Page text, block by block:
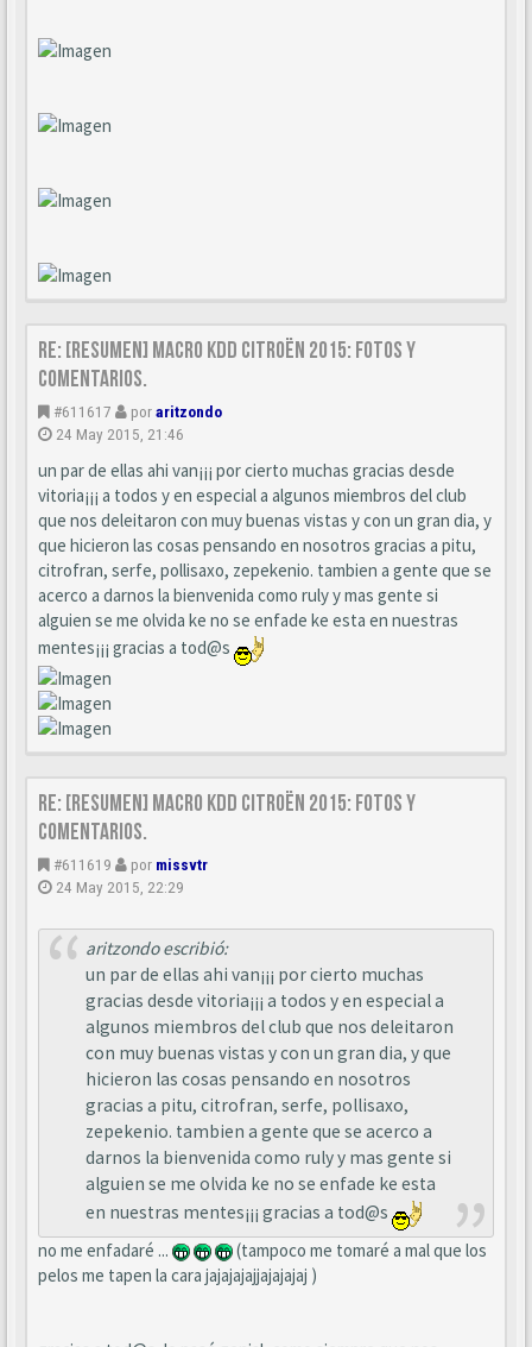
Re: [Resumen] Macro KDD Citroën 2015: Fotos y
comentarios.
#611617 poraritzondo
24 May 2015, 21:46
un par de ellas ahi van¡¡¡ por cierto muchas gracias desde
vitoria¡¡¡ a todos y en especial a algunos miembros del club
que nos deleitaron con muy buenas vistas y con un gran dia, y
que hicieron las cosas pensando en nosotros gracias a pitu,
citrofran, serfe, pollisaxo, zepekenio. tambien a gente que se
acerco a darnos la bienvenida como ruly y mas gente si
alguien se me olvida ke no se enfade ke esta en nuestras
mentes¡¡¡ gracias a tod@s
Re: [Resumen] Macro KDD Citroën 2015: Fotos y
comentarios.
#611619 por missvtr
24 May 2015, 22:29
aritzondo escribió:
un par de ellas ahi van¡¡¡ por cierto muchas
gracias desde vitoria¡¡¡ a todos y en especial a
algunos miembros del club que nos deleitaron
con muy buenas vistas y con un gran dia, y que
hicieron las cosas pensando en nosotros
gracias a pitu, citrofran, serfe, pollisaxo,
zepekenio. tambien a gente que se acerco a
darnos la bienvenida como ruly y mas gente si
alguien se me olvida ke no se enfade ke esta
en nuestras mentes¡¡¡ gracias a tod@s
no me enfadaré ...
(tampoco me tomaré a mal que los
pelos me tapen la cara jajajajajjajajajaj )